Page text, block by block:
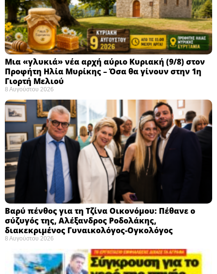
Μια «γλυκιά» νέα αρχή αύριο Κυριακή (9/8) στον
Προφήτη Ηλία Μυρίκης – Όσα θα γίνουν στην 1η
Γιορτή Μελιού
8 Αυγούστου 2026
Βαρύ πένθος για τη Τζίνα Οικονόμου: Πέθανε ο
σύζυγός της, Αλέξανδρος Ροδολάκης,
διακεκριμένος Γυναικολόγος-Ογκολόγος
8 Αυγούστου 2026